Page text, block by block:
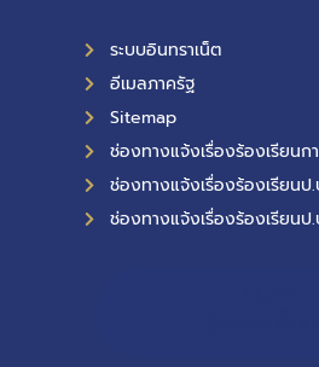
ระบบอินทราเน็ต
อีเมลภาครัฐ
Sitemap
ช่องทางแจ้งเรื่องร้องเรียน
ช่องทางแจ้งเรื่องร้องเรียนป.
ช่องทางแจ้งเรื่องร้องเรียนป